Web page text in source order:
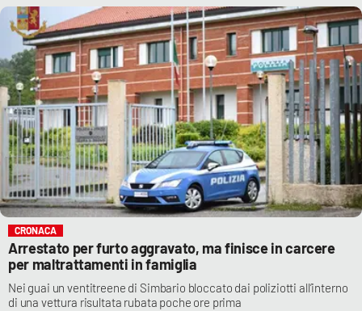
CRONACA
Arrestato per furto aggravato, ma finisce in carcere
per maltrattamenti in famiglia
Nei guai un ventitreene di Simbario bloccato dai poliziotti all’interno
di una vettura risultata rubata poche ore prima